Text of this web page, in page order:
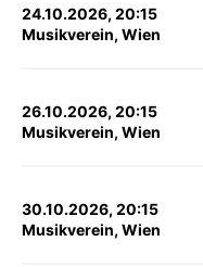
24.10.2026, 20:15
Musikverein, Wien
26.10.2026, 20:15
Musikverein, Wien
30.10.2026, 20:15
Musikverein, Wien